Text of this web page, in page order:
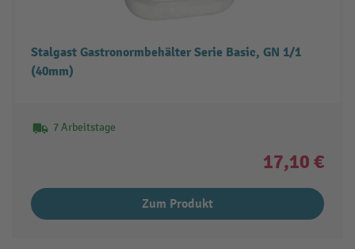
Stalgast Gastronormbehälter Serie Basic, GN 1/1
(40mm)
7 Arbeitstage
17,10 €
Zum Produkt